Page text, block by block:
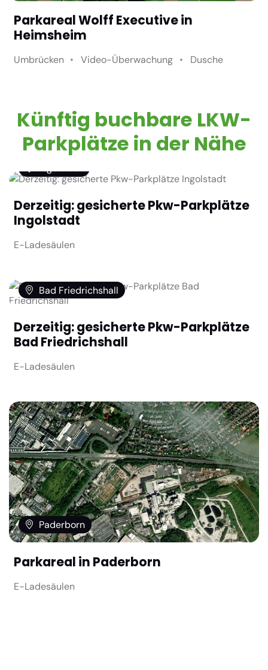
Parkareal Wolff Executive in
Heimsheim
Umbrücken Video-Überwachung Dusche
Künftig buchbare LKW-
Parkplätze in der Nähe
Ingolstadt
Derzeitig: gesicherte Pkw-Parkplätze
Ingolstadt
E-Ladesäulen
Bad Friedrichshall
Derzeitig: gesicherte Pkw-Parkplätze
Bad Friedrichshall
E-Ladesäulen
Paderborn
Parkareal in Paderborn
E-Ladesäulen